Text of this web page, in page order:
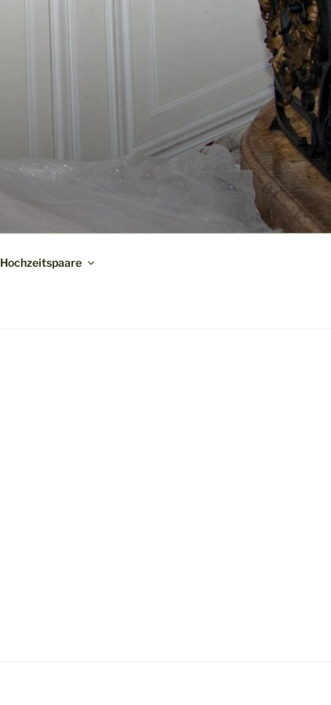
Hochzeitspaare